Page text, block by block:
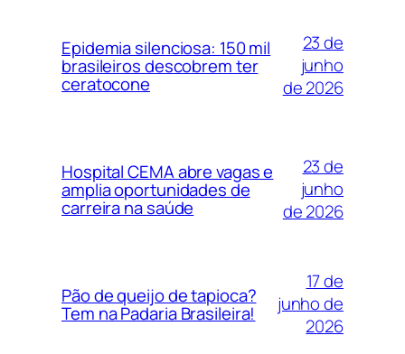
Epidemia silenciosa: 150 mil
brasileiros descobrem ter
ceratocone
23 de
junho
de 2026
Hospital CEMA abre vagas e
amplia oportunidades de
carreira na saúde
23 de
junho
de 2026
Pão de queijo de tapioca?
Tem na Padaria Brasileira!
17 de
junho de
2026